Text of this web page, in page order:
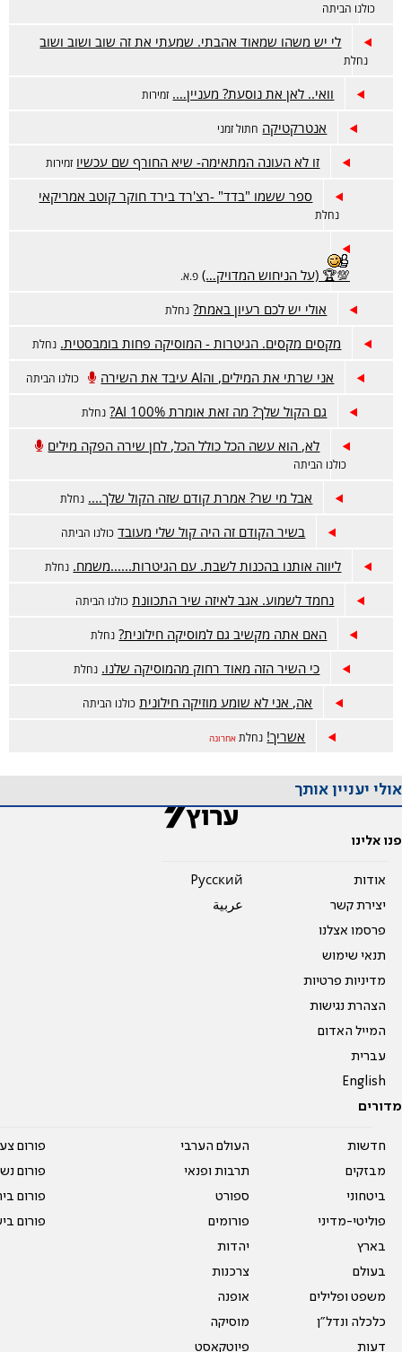
כולנו הביתה
לי יש משהו שמאוד אהבתי. שמעתי את זה שוב ושוב ושוב
נחלת
וואי.. לאן את נוסעת? מעניין…. זמירות
אנטרקטיקה חתול זמני
זו לא העונה המתאימה- שיא החורף שם עכשיו זמירות
ספר ששמו "בדד" -רצ'רד בירד חוקר קוטב אמריקאי
נחלת
💯🏆 (על הניחוש המדויק…) פ.א.
אולי יש לכם רעיון באמת? נחלת
מקסים מקסים. הגיטרות - המוסיקה פחות בומבסטית. נחלת
אני שרתי את המילים, והAI עיבד את השירה כולנו הביתה
גם הקול שלך? מה זאת אומרת 100% AI? נחלת
לא, הוא עשה הכל כולל הכל, לחן שירה הפקה מילים
כולנו הביתה
אבל מי שר? אמרת קודם שזה הקול שלך.... נחלת
בשיר הקודם זה היה קול שלי מעובד כולנו הביתה
ליווה אותנו בהכנות לשבת. עם הגיטרות......משמח. נחלת
נחמד לשמוע. אגב לאיזה שיר התכוונת כולנו הביתה
האם אתה מקשיב גם למוסיקה חילונית? נחלת
כי השיר הזה מאוד רחוק מהמוסיקה שלנו. נחלת
אה, אני לא שומע מוזיקה חילונית כולנו הביתה
אשריך! נחלת אחרונה
אולי יעניין אותך
פנו אלינו
אודות
יצירת קשר
פרסמו אצלנו
תנאי שימוש
מדיניות פרטיות
הצהרת נגישות
המייל האדום
עברית
English
Pусский
عربية
מדורים
חדשות
מבזקים
ביטחוני
פוליטי-מדיני
בארץ
בעולם
משפט ופלילים
כלכלה ונדל"ן
דעות
העולם הערבי
תרבות ופנאי
ספורט
פורומים
יהדות
צרכנות
אופנה
מוסיקה
פיוטקאסט
פורום
פורום
פורום
פורום